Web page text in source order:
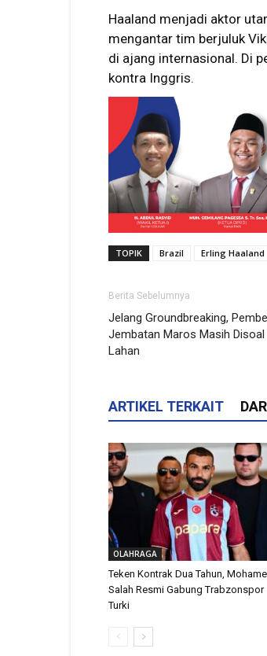
Haaland menjadi aktor
mengantar tim berjuluk
di ajang internasional. Di
kontra Inggris.
TOPIK Brazil Erling Haaland
Berita Sebelumnya
Jelang Groundbreaking,
Jembatan Maros Masih Disoal
Lahan
ARTIKEL TERKAIT
OLAHRAGA
Teken Kontrak Dua Tahun,
Salah Resmi Gabung Trabzonspor
Turki